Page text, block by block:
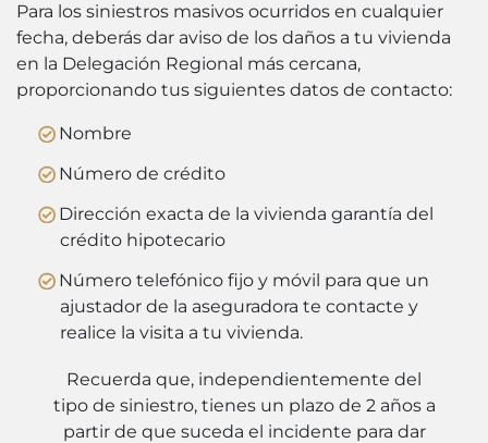
Para los siniestros masivos ocurridos en cualquier
fecha, deberás dar aviso de los daños a tu vivienda
en la Delegación Regional más cercana,
proporcionando tus siguientes datos de contacto:
Nombre
Número de crédito
Dirección exacta de la vivienda garantía del
crédito hipotecario
Número telefónico fijo y móvil para que un
ajustador de la aseguradora te contacte y
realice la visita a tu vivienda.
Recuerda que, independientemente del
tipo de siniestro, tienes un plazo de 2 años a
partir de que suceda el incidente para dar